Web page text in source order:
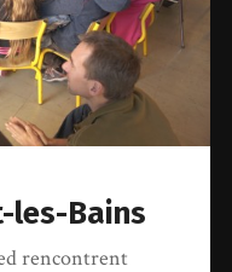
les-Bains
rencontrent